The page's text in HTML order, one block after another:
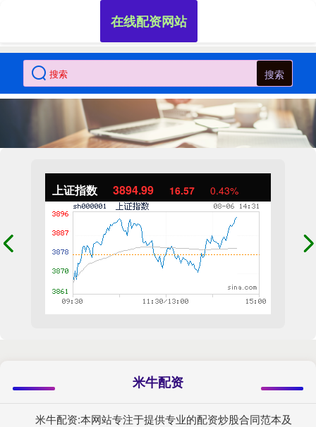
搜索
上证指数 3894.88 16.45 0.42%
米牛配资
米牛配资:本网站专注于提供专业的配资炒股合同范本及
在线配资网站